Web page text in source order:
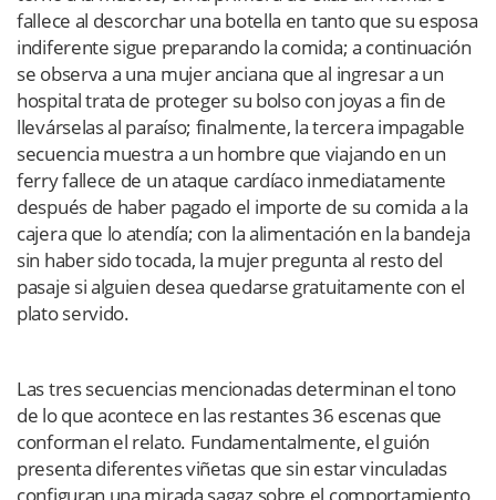
fallece al descorchar una botella en tanto que su esposa
indiferente sigue preparando la comida; a continuación
se observa a una mujer anciana que al ingresar a un
hospital trata de proteger su bolso con joyas a fin de
llevárselas al paraíso; finalmente, la tercera impagable
secuencia muestra a un hombre que viajando en un
ferry fallece de un ataque cardíaco inmediatamente
después de haber pagado el importe de su comida a la
cajera que lo atendía; con la alimentación en la bandeja
sin haber sido tocada, la mujer pregunta al resto del
pasaje si alguien desea quedarse gratuitamente con el
plato servido.
Las tres secuencias mencionadas determinan el tono
de lo que acontece en las restantes 36 escenas que
conforman el relato. Fundamentalmente, el guión
presenta diferentes viñetas que sin estar vinculadas
configuran una mirada sagaz sobre el comportamiento